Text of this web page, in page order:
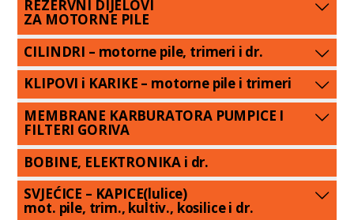
REZERVNI DIJELOVI
ZA MOTORNE PILE
CILINDRI – motorne pile, trimeri i dr.
KLIPOVI i KARIKE – motorne pile i trimeri
MEMBRANE KARBURATORA PUMPICE I
FILTERI GORIVA
BOBINE, ELEKTRONIKA i dr.
SVJEĆICE – KAPICE(lulice)
mot. pile, trim., kultiv., kosilice i dr.